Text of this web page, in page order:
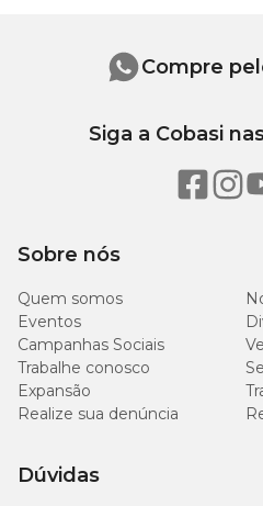
Envelopes no formato 80 x 100
Qual o diferencial da versão
visual premium, maior valorização
Quantas figurinhas tem a
A coleção possui 980 cromos no
especiais.
Sobre nós
Quem somos
Eventos
Campanhas Sociais
Trabalhe conosco
Expansão
Realize sua denúncia
Dúvidas
Compre
Siga a Cobasi